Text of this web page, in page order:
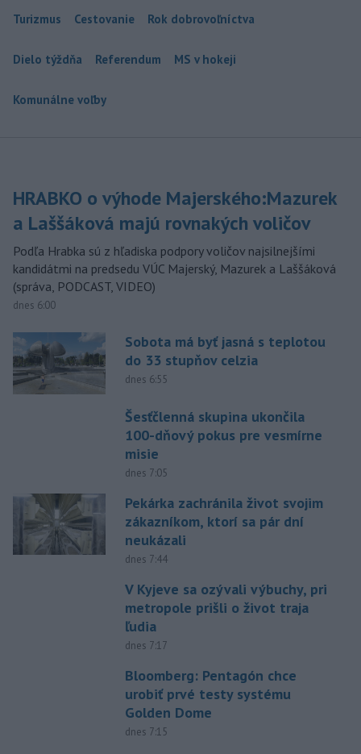
Turizmus Cestovanie Rok dobrovoľníctva
Dielo týždňa Referendum MS v hokeji
Komunálne voľby
HRABKO o výhode Majerského:Mazurek
a Laššáková majú rovnakých voličov
Podľa Hrabka sú z hľadiska podpory voličov najsilnejšími
kandidátmi na predsedu VÚC Majerský, Mazurek a Laššáková
(správa, PODCAST, VIDEO)
dnes 6:00
Sobota má byť jasná s teplotou
do 33 stupňov celzia
dnes 6:55
Šesťčlenná skupina ukončila
100-dňový pokus pre vesmírne
misie
dnes 7:05
Pekárka zachránila život svojim
zákazníkom, ktorí sa pár dní
neukázali
dnes 7:44
V Kyjeve sa ozývali výbuchy, pri
metropole prišli o život traja
ľudia
dnes 7:17
Bloomberg: Pentagón chce
urobiť prvé testy systému
Golden Dome
dnes 7:15